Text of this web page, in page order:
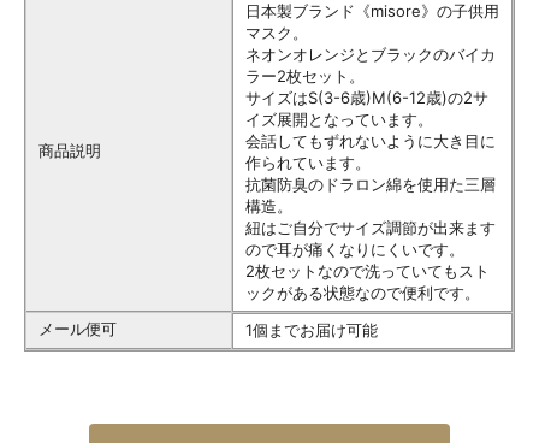
商品説明
日本製ブランド《misore》の子供用
マスク。
ネオンオレンジとブラックのバイカ
ラー2枚セット。
サイズはS(3-6歳)M(6-12歳)の2サ
イズ展開となっています。
会話してもずれないように大き目に
作られています。
抗菌防臭のドラロン綿を使用た三層
構造。
紐はご自分でサイズ調節が出来ます
ので耳が痛くなりにくいです。
2枚セットなので洗っていてもスト
ックがある状態なので便利です。
メール便可
1個までお届け可能